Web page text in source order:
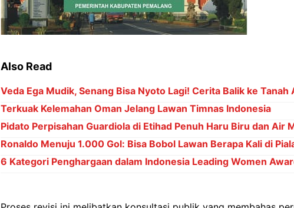
Also Read
Veda Ega Mudik, Senang Bisa Nyoto Lagi! Cerita Balik ke Tanah
Terkuak Kelemahan Oman Jelang Lawan Timnas Indonesia
Pidato Perpisahan Guardiola di Etihad Penuh Haru Biru dan Air
Ronaldo Menuju 1.000 Gol: Bisa Bobol Lawan Berapa Kali di
6 Kategori Penghargaan dalam Indonesia Leading Women